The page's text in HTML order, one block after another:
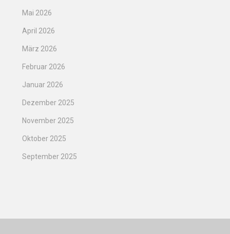
Mai 2026
April 2026
März 2026
Februar 2026
Januar 2026
Dezember 2025
November 2025
Oktober 2025
September 2025